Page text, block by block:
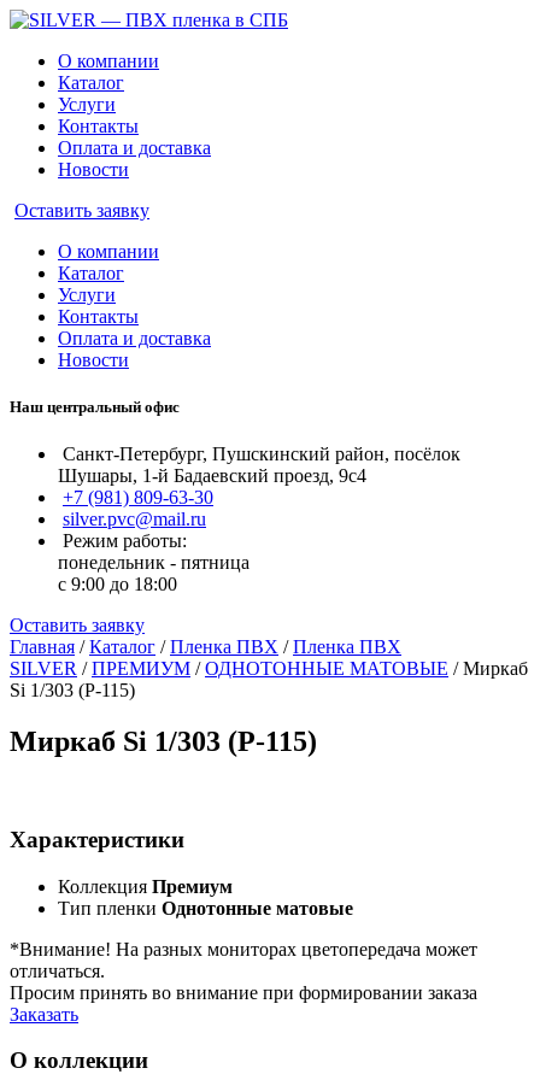
О компании
Каталог
Услуги
Контакты
Оплата и доставка
Новости
Оставить заявку
О компании
Каталог
Услуги
Контакты
Оплата и доставка
Новости
Наш центральный офис
Санкт-Петербург, Пушскинский район, посёлок
Шушары, 1-й Бадаевский проезд, 9с4
+7 (981) 809-63-30
silver.pvc@mail.ru
Режим работы:
понедельник - пятница
с 9:00 до 18:00
Оставить заявку
Главная /Каталог /Пленка ПВХ /Пленка ПВХ
SILVER /ПРЕМИУМ /ОДНОТОННЫЕ МАТОВЫЕ /Миркаб
Si 1/303 (Р-115)
Миркаб Si 1/303 (Р-115)
Характеристики
Коллекция Премиум
Тип пленки Однотонные матовые
*Внимание! На разных мониторах цветопередача может
отличаться.
Просим принять во внимание при формировании заказа
Заказать
О коллекции